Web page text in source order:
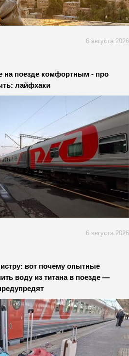
6 августа 2026
на поезде комфортным - про
лайфхаки
6 августа 2026
вот почему опытные
воду из титана в поезде —